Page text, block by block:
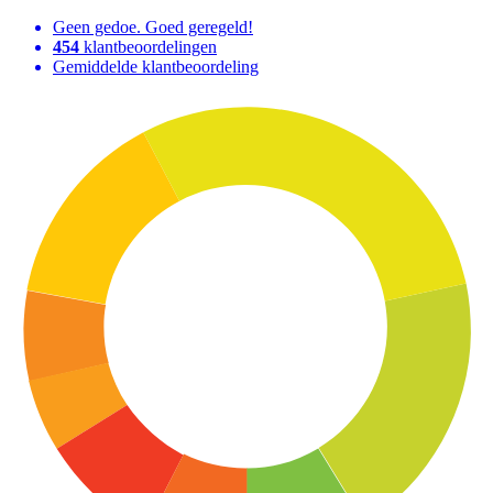
Geen gedoe. Goed geregeld!
454 klantbeoordelingen
Gemiddelde klantbeoordeling